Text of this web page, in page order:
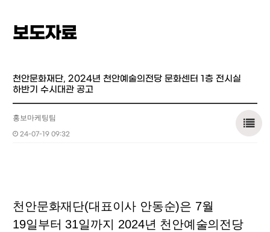
보도자료
천안문화재단, 2024년 천안예술의전당 문화센터 1층 전시실
하반기 수시대관 공고
홍보마케팅팀
24-07-19 09:32
천안문화재단(대표이사 안동순)은 7월
19일부터31일까지 2024년 천안예술의전당